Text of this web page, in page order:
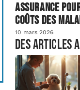
Assurance
coûts des
10 mars 2026
Des articles